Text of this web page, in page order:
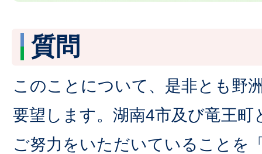
質問
このことについて、是非とも野
要望します。湖南4市及び竜王
ご努力をいただいていることを